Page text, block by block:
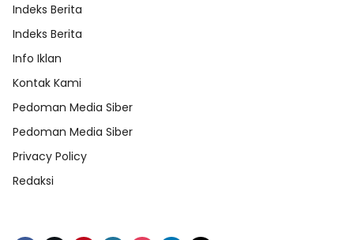
Indeks Berita
Indeks Berita
Info Iklan
Kontak Kami
Pedoman Media Siber
Pedoman Media Siber
Privacy Policy
Redaksi